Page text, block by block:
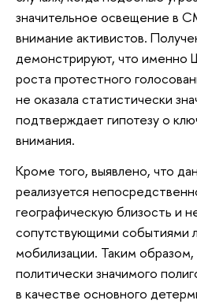
значительное освещение в
внимание активистов.
демонстрируют, что именно
роста протестного
не оказала статистически
подтверждает гипотезу о
внимания.
Кроме того, выявлено, что
реализуется
географическую близость и
сопутствующими событиями
мобилизации. Таким
политически значимого
в качестве основного